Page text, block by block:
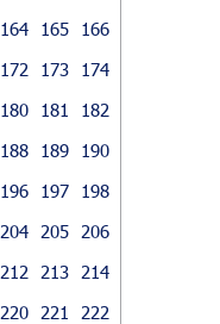
164 165
166
172 173
174
180 181
182
188 189
190
196 197
198
204 205
206
212 213
214
220 221
222